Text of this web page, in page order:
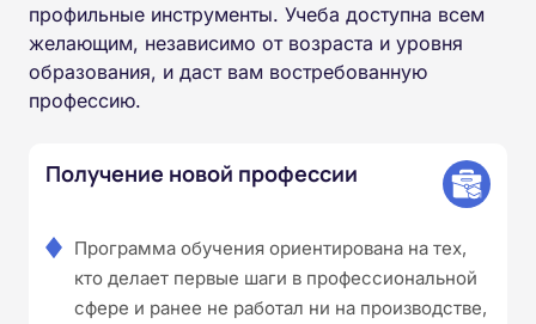
профильные инструменты. Учеба доступна всем
желающим, независимо от возраста и уровня
образования, и даст вам востребованную
профессию.
Получение новой профессии
Программа обучения ориентирована на тех,
кто делает первые шаги в профессиональной
сфере и ранее не работал ни на производстве,